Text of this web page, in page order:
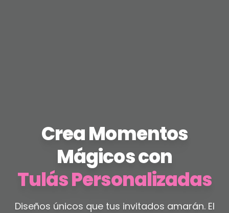
Crea Momentos
Mágicos con
Tulás Personalizadas
Diseños únicos que tus invitados amarán. El